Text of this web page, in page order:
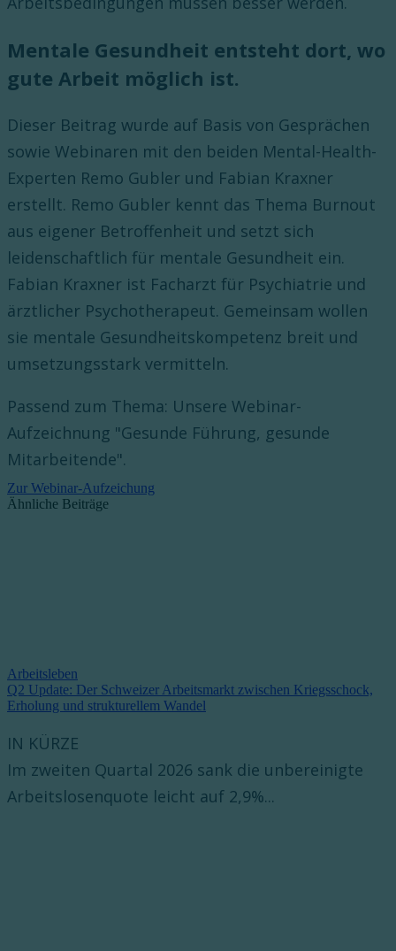
Mentale Gesundheit entsteht dort, wo
gute Arbeit möglich ist.
Dieser Beitrag wurde auf Basis von Gesprächen
sowie Webinaren mit den beiden Mental-Health-
Experten Remo Gubler und Fabian Kraxner
erstellt. Remo Gubler kennt das Thema Burnout
aus eigener Betroffenheit und setzt sich
leidenschaftlich für mentale Gesundheit ein.
Fabian Kraxner ist Facharzt für Psychiatrie und
ärztlicher Psychotherapeut. Gemeinsam wollen
sie mentale Gesundheitskompetenz breit und
umsetzungsstark vermitteln.
Passend zum Thema: Unsere Webinar-
Aufzeichnung "Gesunde Führung, gesunde
Mitarbeitende".
Zur Webinar-Aufzeichung
Ähnliche Beiträge
Arbeitsleben
Q2 Update: Der Schweizer Arbeitsmarkt zwischen Kriegsschock,
Erholung und strukturellem Wandel
IN KÜRZE
Im zweiten Quartal 2026 sank die unbereinigte
Arbeitslosenquote leicht auf 2,9%...